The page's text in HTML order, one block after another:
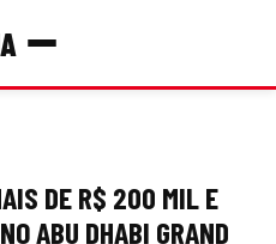
DE R$ 200 MIL E
ABU DHABI GRAND